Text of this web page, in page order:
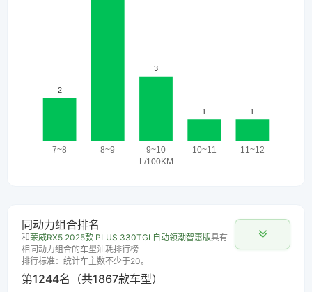
同动力组合排名
和荣威RX5 2025款 PLUS 330TGI 自动领潮智惠版具有
相同动力组合的车型油耗排行榜
排行标准：统计车主数不少于20。
第1244名（共1867款车型）